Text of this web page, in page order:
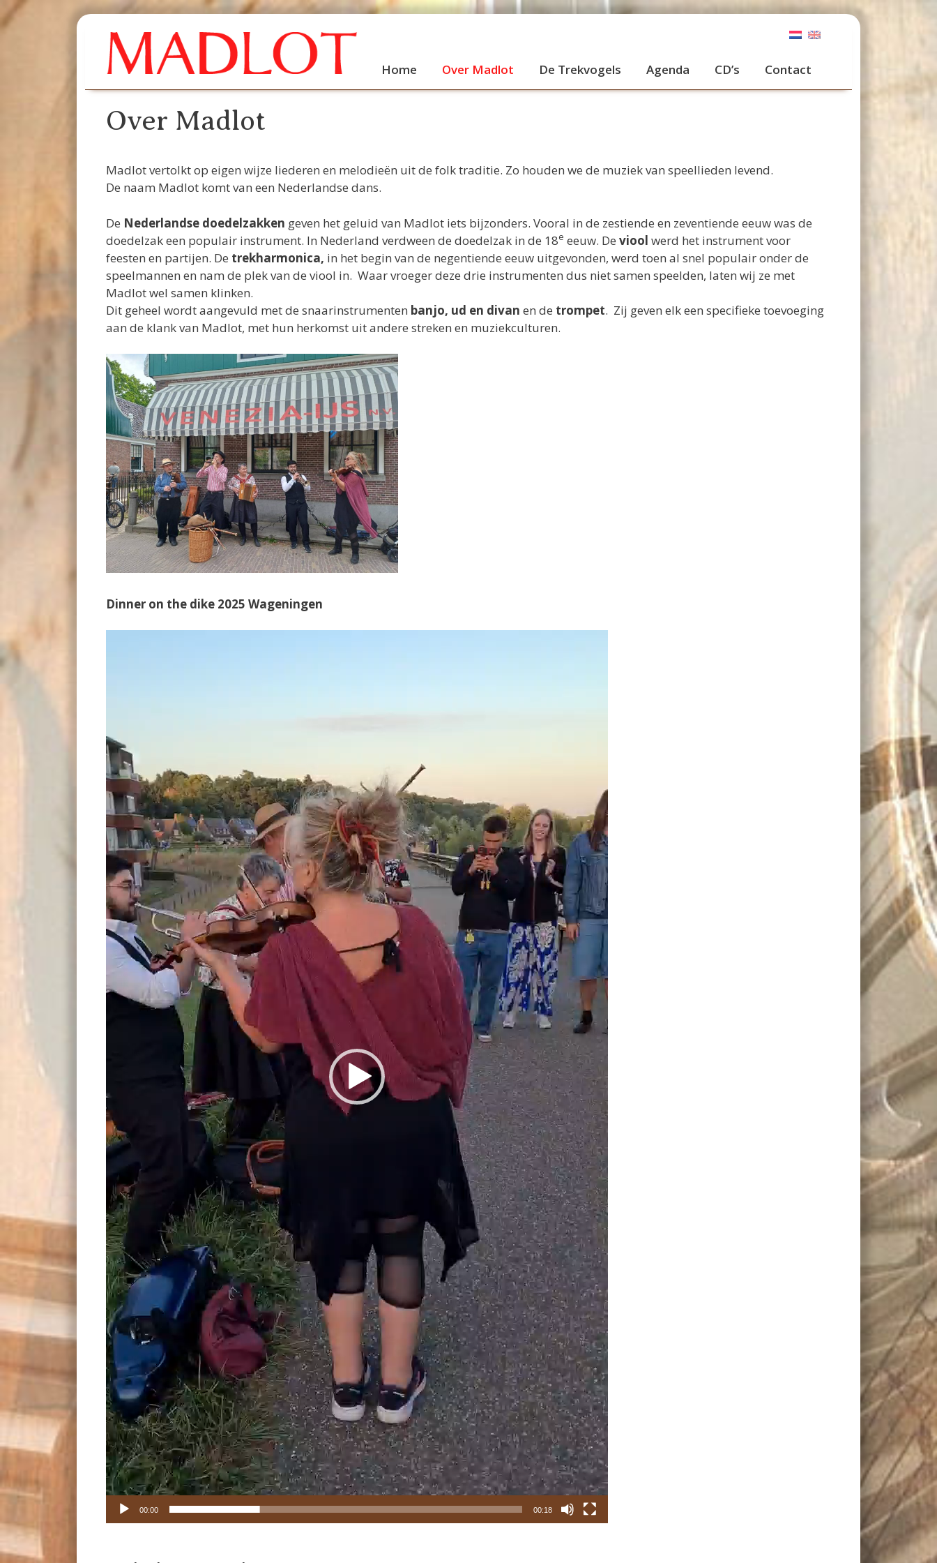
naar
Home Over Madlot De Trekvogels Agenda CD’s Contact
Over Madlot
Madlot vertolkt op eigen wijze liederen en melodieën uit de folk traditie. Zo houden we de muziek van speellieden levend.
De naam Madlot komt van een Nederlandse dans.
De Nederlandse doedelzakken geven het geluid van Madlot iets bijzonders. Vooral in de zestiende en zeventiende eeuw was de
doedelzak een populair instrument. In Nederland verdween de doedelzak in de 18e eeuw. De viool werd het instrument voor
feesten en partijen. De trekharmonica, in het begin van de negentiende eeuw uitgevonden, werd toen al snel populair onder de
speelmannen en nam de plek van de viool in. Waar vroeger deze drie instrumenten dus niet samen speelden, laten wij ze met
Madlot wel samen klinken.
Dit geheel wordt aangevuld met de snaarinstrumenten banjo, ud en divan en de trompet. Zij geven elk een specifieke toevoeging
aan de klank van Madlot, met hun herkomst uit andere streken en muziekculturen.
Dinner on the dike 2025 Wageningen
00:00 00:18